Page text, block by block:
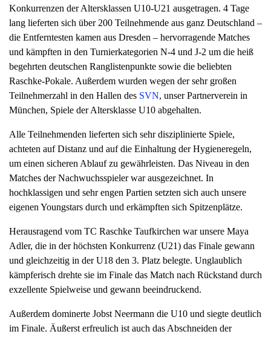
i
g
a
t
Konkurrenzen der Altersklassen U10-U21 ausgetragen. 4 Tage
lang lieferten sich über 200 Teilnehmende aus ganz Deutschland –
die Entferntesten kamen aus Dresden – hervorragende Matches
und kämpften in den Turnierkategorien N-4 und J-2 um die heiß
begehrten deutschen Ranglistenpunkte sowie die beliebten
Raschke-Pokale. Außerdem wurden wegen der sehr großen
Teilnehmerzahl in den Hallen des SVN, unser Partnerverein in
München, Spiele der Altersklasse U10 abgehalten.
Alle Teilnehmenden lieferten sich sehr disziplinierte Spiele,
achteten auf Distanz und auf die Einhaltung der Hygieneregeln,
um einen sicheren Ablauf zu gewährleisten. Das Niveau in den
Matches der Nachwuchsspieler war ausgezeichnet. In
hochklassigen und sehr engen Partien setzten sich auch unsere
eigenen Youngstars durch und erkämpften sich Spitzenplätze.
Herausragend vom TC Raschke Taufkirchen war unsere Maya
Adler, die in der höchsten Konkurrenz (U21) das Finale gewann
und gleichzeitig in der U18 den 3. Platz belegte. Unglaublich
kämpferisch drehte sie im Finale das Match nach Rückstand durch
exzellente Spielweise und gewann beeindruckend.
Außerdem dominerte Jobst Neermann die U10 und siegte deutlich
im Finale. Äußerst erfreulich ist auch das Abschneiden der